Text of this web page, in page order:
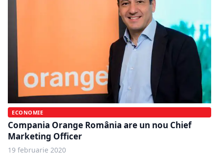
ECONOMIE
Compania Orange România are un nou Chief
Marketing Officer
19 februarie 2020